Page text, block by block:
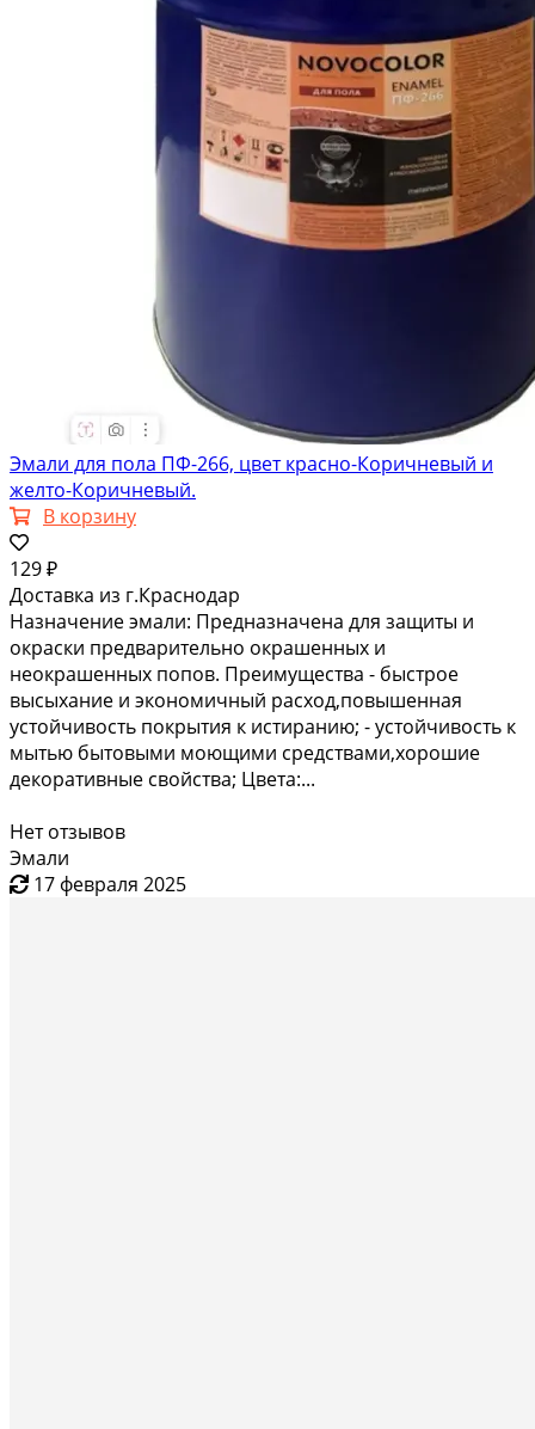
Эмали для пола ПФ-266, цвет красно-Коричневый и
желто-Коричневый.
В корзину
129 ₽
Доставка из г.Краснодар
Назначение эмали: Предназначена для защиты и
окраски предварительно окрашенных и
неокрашенных попов. Преимущества - быстрое
высыхание и экономичный расход,повышенная
устойчивость покрытия к истиранию; - устойчивость к
мытью бытовыми моющими средствами,хорошие
декоративные свойства; Цвета:...
Нет отзывов
Эмали
17 февраля 2025